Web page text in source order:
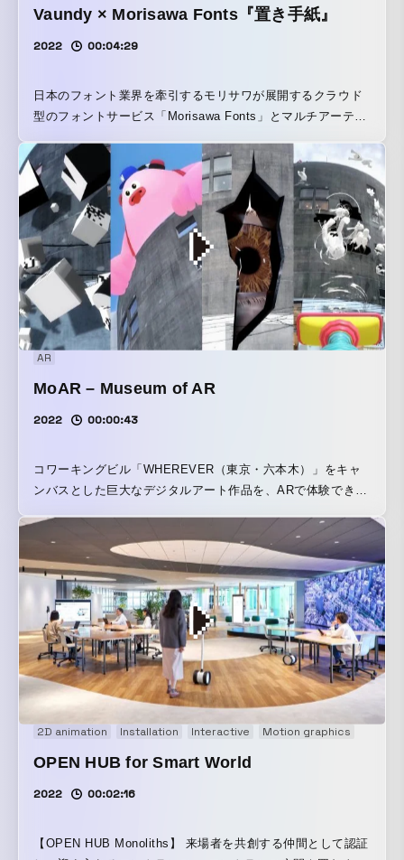
Vaundy × Morisawa Fonts『置き手紙』
2022 00:04:29
日本のフォント業界を牽引するモリサワが展開するクラウド
型のフォントサービス「Morisawa Fonts」とマルチアーティ
紙』を企画・制作しました。また、MVに合わせて公開された
特設Webサイトの制作も担当しています。
https://okitegami.morisawafonts.com/ 本作品は、
「Morisawa Fonts」で提供されるゴシック体や明朝体をはじ
めとする77種類ものフォントを使用した、「フォントの見本
帳（Font Specimen）」のように多様なフォントで歌詞を彩
るFont Specimen Music Videoです。Vaundyが今コラボレー
ションのために特別に書き下ろした楽曲に登場する「魔法の
言葉」をキーワードに、歌詞が持つ意味や重み、儚さ、強弱
などに合わせて多様なフォントを使い分けることで、より歌
詞の思いが伝わる躍動感あふれたミュージックビデオに仕上
げました。
AR
MoAR – Museum of AR
2022 00:00:43
コワーキングビル「WHEREVER（東京・六本木）」をキャ
ンバスとした巨大なデジタルアート作品を、ARで体験できる
ーがビルを舞台に動き回る / ビルに棲みついた大量のゴース
トを吸いこむ / ビルの中から巨大な人が覗いてくるといった
独自作品に加え、藍にいなさんや雪下まゆさんなど様々な領
域で活躍する総勢24名のアーティストともコラボレーショ
ン。計28作品のARミューラルアートを一挙に体験できます。
App Clipを活用することでアプリをダウンロードする手間を
省き、ビルの壁面に描かれたQRコードを読み込むだけで様々
なアーティストの作品をARで鑑賞することができます。
2D animation Installation Interactive Motion graphics
OPEN HUB for Smart World
2022 00:02:16
【OPEN HUB Monoliths】 来場者を共創する仲間として認証